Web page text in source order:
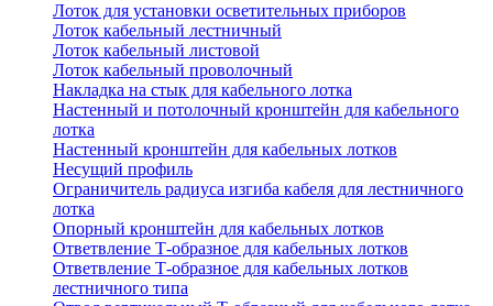
Лоток для установки осветительных приборов
Лоток кабельный лестничный
Лоток кабельный листовой
Лоток кабельный проволочный
Накладка на стык для кабельного лотка
Настенный и потолочный кронштейн для кабельного
лотка
Настенный кронштейн для кабельных лотков
Несущий профиль
Ограничитель радиуса изгиба кабеля для лестничного
лотка
Опорный кронштейн для кабельных лотков
Ответвление Т-образное для кабельных лотков
Ответвление Т-образное для кабельных лотков
лестничного типа